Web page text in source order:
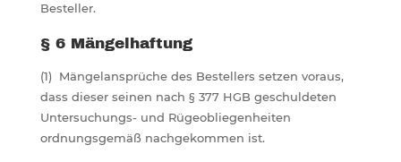
Besteller.
§ 6 Mängelhaftung
(1) Mängelansprüche des Bestellers setzen voraus,
dass dieser seinen nach § 377 HGB geschuldeten
Untersuchungs- und Rügeobliegenheiten
ordnungsgemäß nachgekommen ist.